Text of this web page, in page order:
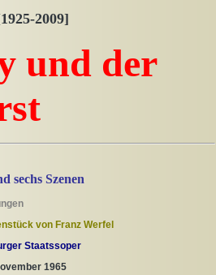
2009]
und der
sechs Szenen
von Franz Werfel
Staatssoper
1965